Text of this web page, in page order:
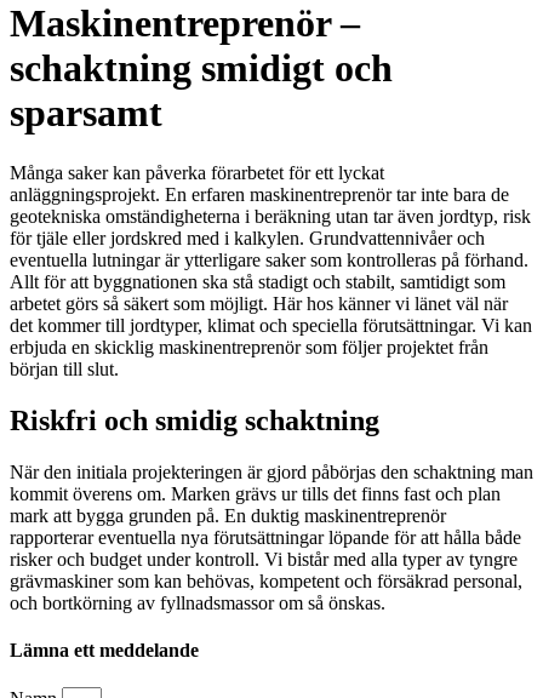
Maskinentreprenör –
schaktning smidigt och
sparsamt
Många saker kan påverka förarbetet för ett lyckat
anläggningsprojekt. En erfaren maskinentreprenör tar inte bara de
geotekniska omständigheterna i beräkning utan tar även jordtyp, risk
för tjäle eller jordskred med i kalkylen. Grundvattennivåer och
eventuella lutningar är ytterligare saker som kontrolleras på förhand.
Allt för att byggnationen ska stå stadigt och stabilt, samtidigt som
arbetet görs så säkert som möjligt. Här hos känner vi länet väl när
det kommer till jordtyper, klimat och speciella förutsättningar. Vi kan
erbjuda en skicklig maskinentreprenör som följer projektet från
början till slut.
Riskfri och smidig schaktning
När den initiala projekteringen är gjord påbörjas den schaktning man
kommit överens om. Marken grävs ur tills det finns fast och plan
mark att bygga grunden på. En duktig maskinentreprenör
rapporterar eventuella nya förutsättningar löpande för att hålla både
risker och budget under kontroll. Vi bistår med alla typer av tyngre
grävmaskiner som kan behövas, kompetent och försäkrad personal,
och bortkörning av fyllnadsmassor om så önskas.
Lämna ett meddelande